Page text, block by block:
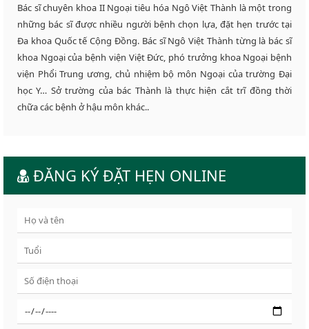
Bác sĩ chuyên khoa II Ngoại tiêu hóa Ngô Việt Thành là một trong
những bác sĩ được nhiều người bệnh chọn lựa, đặt hẹn trước tại
Đa khoa Quốc tế Cộng Đồng. Bác sĩ Ngô Việt Thành từng là bác sĩ
khoa Ngoại của bệnh viện Việt Đức, phó trưởng khoa Ngoại bệnh
viện Phổi Trung ương, chủ nhiệm bộ môn Ngoại của trường Đại
học Y… Sở trường của bác Thành là thực hiện cắt trĩ đồng thời
chữa các bệnh ở hậu môn khác..
ĐĂNG KÝ ĐẶT HẸN ONLINE